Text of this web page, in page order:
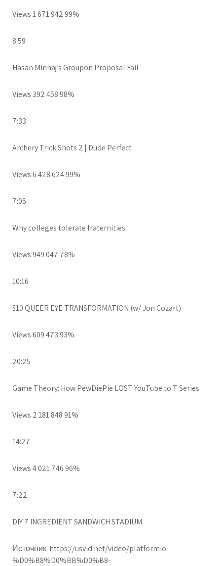
Views 1 671 942 99%
8:59
Hasan Minhaj’s Groupon Proposal Fail
Views 392 458 98%
7:33
Archery Trick Shots 2 | Dude Perfect
Views 6 428 624 99%
7:05
Why colleges tolerate fraternities
Views 949 047 78%
10:16
$10 QUEER EYE TRANSFORMATION (w/ Jon Cozart)
Views 609 473 93%
20:25
Game Theory: How PewDiePie LOST YouTube to T Series
Views 2 181 848 91%
14:27
Views 4 021 746 96%
7:22
DIY 7 INGREDIENT SANDWICH STADIUM
Источник: https://usvid.net/video/platformio-
%D0%B8%D0%BB%D0%B8-